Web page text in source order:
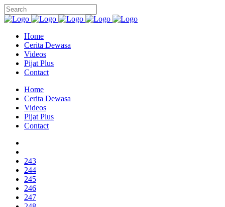
Home
Cerita Dewasa
Videos
Pijat Plus
Contact
Home
Cerita Dewasa
Videos
Pijat Plus
Contact
243
244
245
246
247